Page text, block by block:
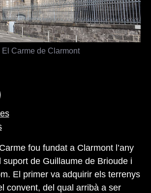
El Carme de Clarmont
fou fundat a Clarmont l’any
suport de Guillaume de Brioude i
El primer va adquirir els terrenys
convent, del qual arribà a ser